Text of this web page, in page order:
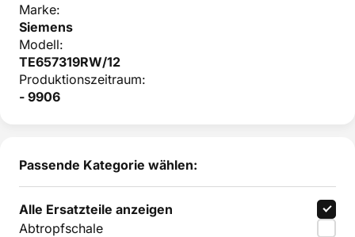
Marke:
Siemens
Modell:
TE657319RW/12
Produktionszeitraum:
- 9906
Passende Kategorie wählen:
Alle Ersatzteile anzeigen
Abtropfschale